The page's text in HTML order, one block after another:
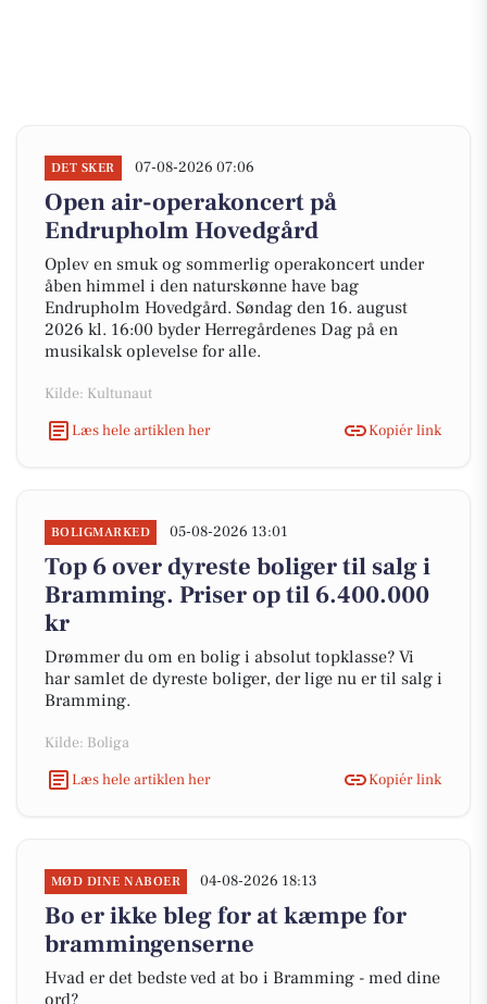
DET SKER 07-08-2026 07:06
Open air-operakoncert på
Endrupholm Hovedgård
Oplev en smuk og sommerlig operakoncert under
åben himmel i den naturskønne have bag
Endrupholm Hovedgård. Søndag den 16. august
2026 kl. 16:00 byder Herregårdenes Dag på en
musikalsk oplevelse for alle.
Kilde: Kultunaut
Læs hele artiklen her
Kopiér link
BOLIGMARKED 05-08-2026 13:01
Top 6 over dyreste boliger til salg i
Bramming. Priser op til 6.400.000
kr
Drømmer du om en bolig i absolut topklasse? Vi
har samlet de dyreste boliger, der lige nu er til salg i
Bramming.
Kilde: Boliga
Læs hele artiklen her
Kopiér link
MØD DINE NABOER 04-08-2026 18:13
Bo er ikke bleg for at kæmpe for
brammingenserne
Hvad er det bedste ved at bo i Bramming - med dine
ord?